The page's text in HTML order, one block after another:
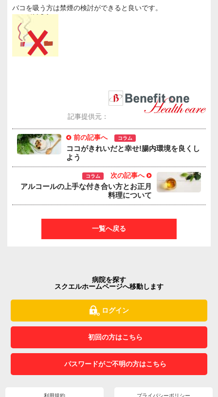
バコを吸う方は禁煙の検討ができると良いです。
記事提供元：
前の記事へ コラム
ココがきれいだと幸せ!腸内環境を良くし
よう
コラム 次の記事へ
アルコールの上手な付き合い方とお正月
料理について
一覧へ戻る
病院を探す
スクエルホームページへ移動します
ログイン
初回の方はこちら
パスワードがご不明の方はこちら
利用規約 プライバシーポリシー